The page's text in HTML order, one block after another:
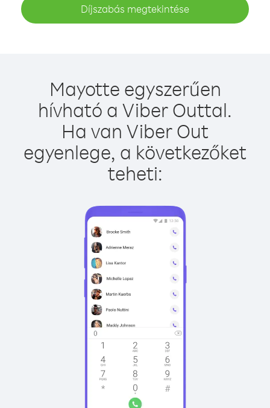
Díjszabás megtekintése
Mayotte egyszerűen
hívható a Viber Outtal.
Ha van Viber Out
egyenlege, a következőket
teheti: